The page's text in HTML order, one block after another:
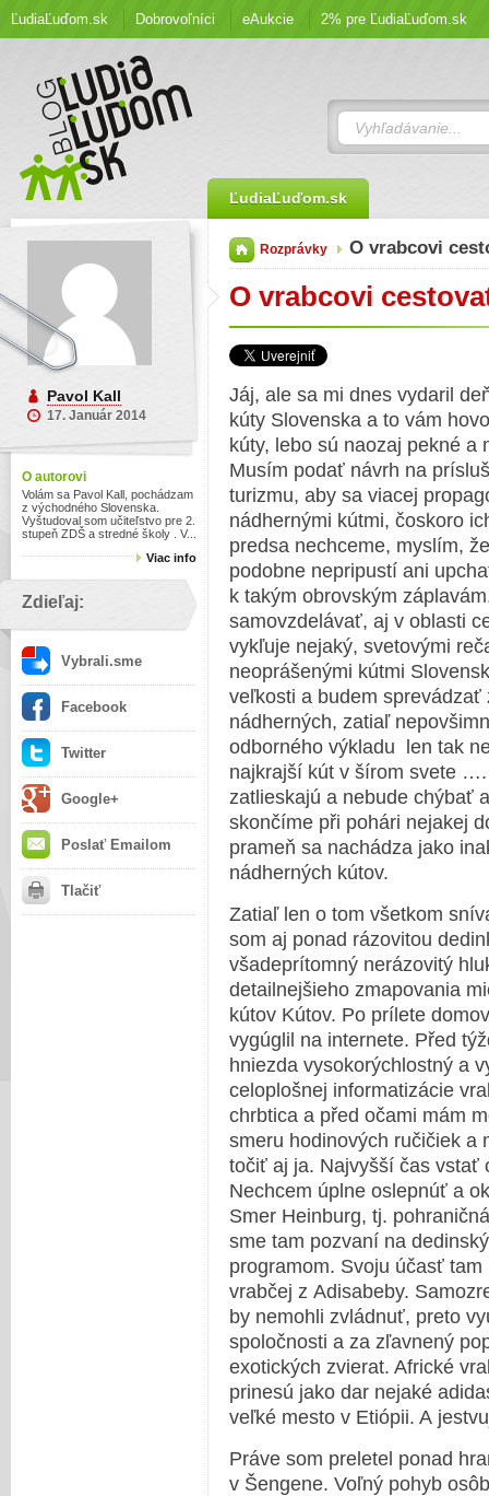
ĽudiaĽuďom.sk Dobrovoľníci eAukcie 2% pre ĽudiaĽuďom.sk
ĽudiaĽuďom.sk
Pavol Kall
17. Január 2014
O autorovi
Volám sa Pavol Kall, pochádzam
z východného Slovenska.
Vyštudoval som učiteľstvo pre 2.
stupeň ZDŠ a stredné školy . V...
Viac info
Zdieľaj:
Vybrali.sme
Facebook
Twitter
Google+
Poslať Emailom
Tlačiť
Rozprávky O vrabcovi
O vrabcovi
Jáj, ale sa mi dnes vydaril
kúty Slovenska a to vám
kúty, lebo sú naozaj pekné a
Musím podať návrh na
turizmu, aby sa viacej
nádhernými kútmi, čoskoro
predsa nechceme, myslím,
podobne nepripustí ani
k takým obrovským
samovzdelávať, aj v oblasti
vykľuje nejaký, svetovými
neoprášenými kútmi
veľkosti a budem sprevádzať
nádherných, zatiaľ
odborného výkladu len tak
najkrajší kút v šírom svete
zatlieskajú a nebude chýbať
skončíme při pohári nejakej
prameň sa nachádza jako
nádherných kútov.
Zatiaľ len o tom všetkom
som aj ponad rázovitou
všadeprítomný nerázovitý
detailnejšieho zmapovania
kútov Kútov. Po prílete
vygúglil na internete. Před
hniezda vysokorýchlostný a
celoplošnej informatizácie
chrbtica a před očami mám
smeru hodinových ručičiek a
točiť aj ja. Najvyšší čas vstať
Nechcem úplne oslepnúť a
Smer Heinburg, tj.
sme tam pozvaní na
programom. Svoju účasť
vrabčej z Adisabeby.
by nemohli zvládnuť, preto
spoločnosti a za zľavnený
exotických zvierat. Africké
prinesú jako dar nejaké
veľké mesto v Etiópii. A
Práve som preletel ponad
v Šengene. Voľný pohyb